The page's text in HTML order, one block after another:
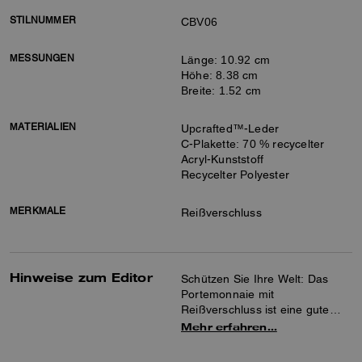
STILNUMMER CBV06
MESSUNGEN
Länge: 10.92 cm
Höhe: 8.38 cm
Breite: 1.52 cm
MATERIALIEN
Upcrafted™-Leder
C-Plakette: 70 % recycelter
Acryl-Kunststoff
Recycelter Polyester
MERKMALE Reißverschluss
Hinweise zum Editor
Schützen Sie Ihre Welt: Das
Portemonnaie mit
Reißverschluss ist eine gute
Option, um Ihre Notizen, Karten
Mehr erfahren…